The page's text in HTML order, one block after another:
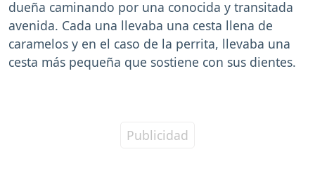
dueña caminando por una conocida y transitada
avenida. Cada una llevaba una cesta llena de
caramelos y en el caso de la perrita, llevaba una
cesta más pequeña que sostiene con sus dientes.